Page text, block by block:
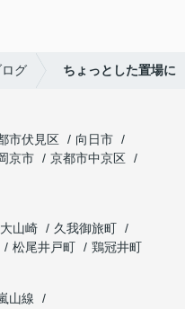
ログ ちょっとした置場に
市伏見区
向日市
京市
京都市中京区
山崎
久我御旅町
松尾井戸町
鶏冠井町
山線